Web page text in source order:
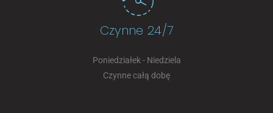
Czynne 24/7
Poniedziałek - Niedziela
Czynne całą dobę